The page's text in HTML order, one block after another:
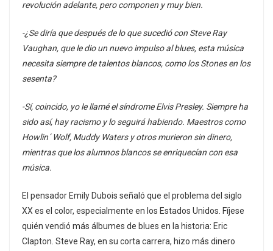
revolución adelante, pero componen y muy bien.
-¿Se diría que después de lo que sucedió con Steve Ray
Vaughan, que le dio un nuevo impulso al blues, esta música
necesita siempre de talentos blancos, como los Stones en los
sesenta?
-Sí, coincido, yo le llamé el síndrome Elvis Presley. Siempre ha
sido así, hay racismo y lo seguirá habiendo. Maestros como
Howlin´ Wolf, Muddy Waters y otros murieron sin dinero,
mientras que los alumnos blancos se enriquecían con esa
música.
El pensador Emily Dubois señaló que el problema del siglo
XX es el color, especialmente en los Estados Unidos. Fíjese
quién vendió más álbumes de blues en la historia: Eric
Clapton. Steve Ray, en su corta carrera, hizo más dinero